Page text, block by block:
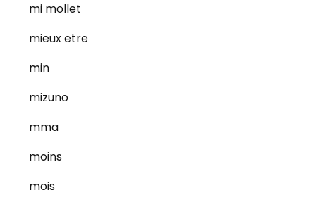
mi mollet
mieux etre
min
mizuno
mma
moins
mois